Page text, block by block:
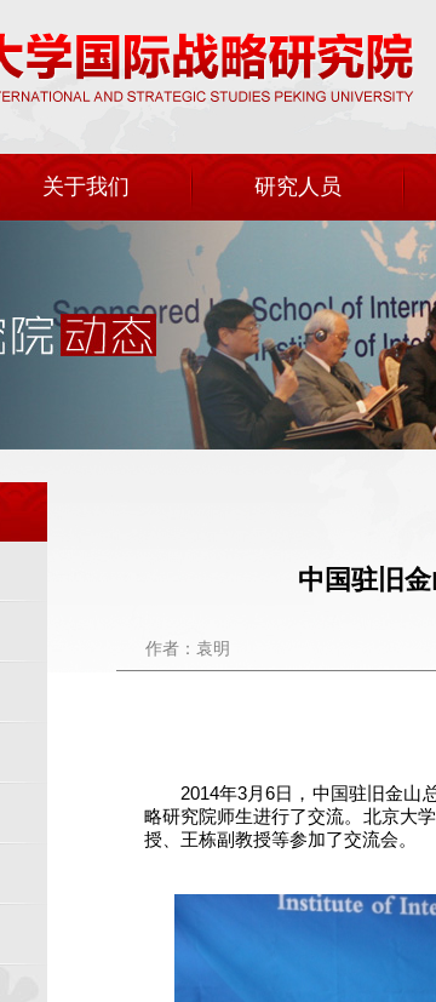
关于我们 研究人员
中国驻旧
作者：袁明
2014年3月6日，中国驻旧金山
略研究院师生进行了交流。北京大
授、王栋副教授等参加了交流会。